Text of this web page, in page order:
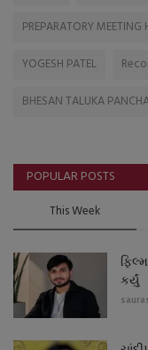
PREPARATORY
YOGESH PATEL
BHESAN TALUKA
POPULAR POSTS
This Week
કર્યું